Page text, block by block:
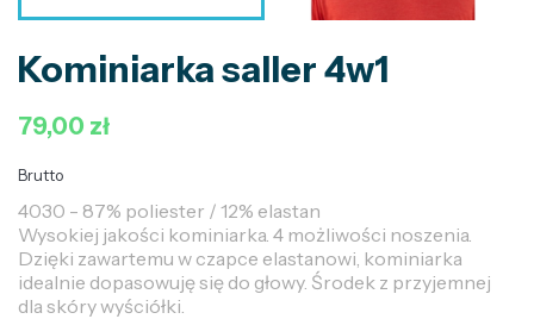
Kominiarka saller 4w1
79,00 zł
Brutto
4030 - 87% poliester / 12% elastan
Wysokiej jakości kominiarka. 4 możliwości noszenia.
Dzięki zawartemu w czapce elastanowi, kominiarka
idealnie dopasowuję się do głowy. Środek z przyjemnej
dla skóry wyściółki.